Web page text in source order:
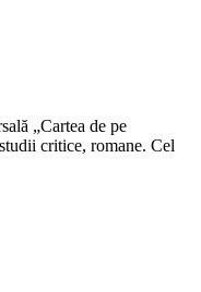
„Cartea de pe
critice, romane. Cel